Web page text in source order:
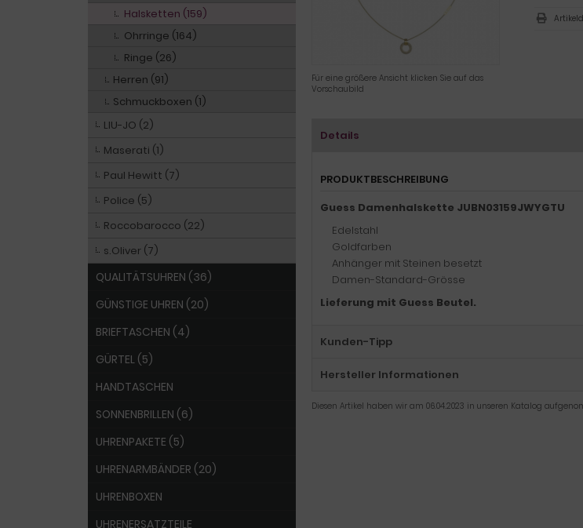
Für eine größere Ansicht klicken Sie auf das
Vorschaubild
Details
PRODUKTBESCHREIBUNG
Guess Damenhalskette JUBN03159JWYGTU
Edelstahl
Goldfarben
Anhänger mit Steinen besetzt
Damen-Standard-Grösse
Lieferung mit Guess Beutel.
Kunden-Tipp
Hersteller Informationen
Diesen Artikel haben wir am 06.04.2023 in unseren Katalog
Halsketten (159)
Ohrringe (164)
Ringe (26)
Herren (91)
Schmuckboxen (1)
LIU-JO (2)
Maserati (1)
Paul Hewitt (7)
Police (5)
Roccobarocco (22)
s.Oliver (7)
QUALITÄTSUHREN (36)
GÜNSTIGE UHREN (20)
BRIEFTASCHEN (4)
GÜRTEL (5)
HANDTASCHEN
SONNENBRILLEN (6)
UHRENPAKETE (5)
UHRENARMBÄNDER (20)
UHRENBOXEN
UHRENERSATZTEILE